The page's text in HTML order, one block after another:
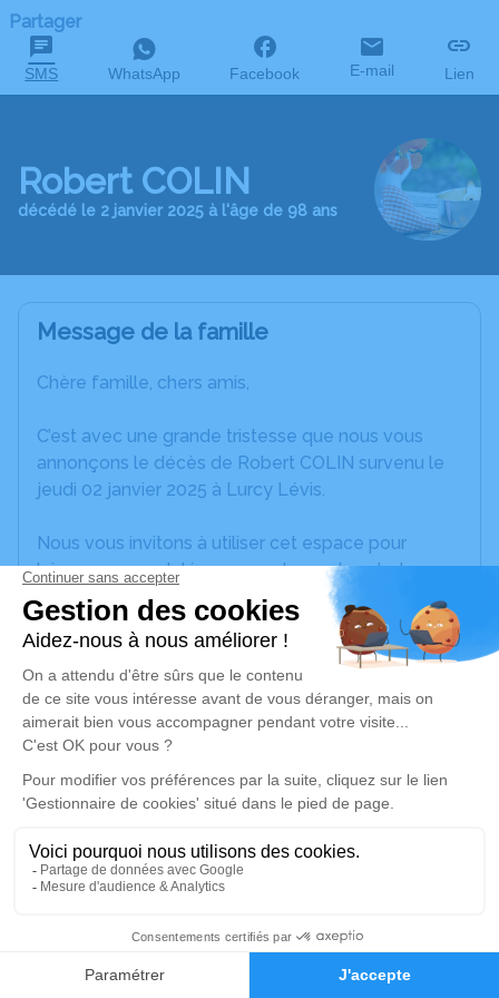
Faire-part Hommages
Partager
SMS WhatsApp Facebook E-mail Lien
Robert COLIN
décédé le 2 janvier 2025 à l'âge de 98 ans
Message de la famille
Chère famille, chers amis,
C’est avec une grande tristesse que nous vous
annonçons le décès de Robert COLIN survenu le
jeudi 02 janvier 2025 à Lurcy Lévis.
Nous vous invitons à utiliser cet espace pour
laisser vos condoléances, partager des photos
souvenirs, une anecdote ou exprimer vos pensées
à travers des poèmes ou des textes. Cet endroit
est un lieu d'expression dédié à honorer la
mémoire de Robert COLIN.
Un service de plantation d’arbre hommage est
disponible ici.
Je rends hommage
Cérémonie religieuse
Église Saint Martin de Lurcy-Lévis